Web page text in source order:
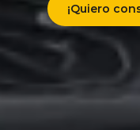
¡Quiero